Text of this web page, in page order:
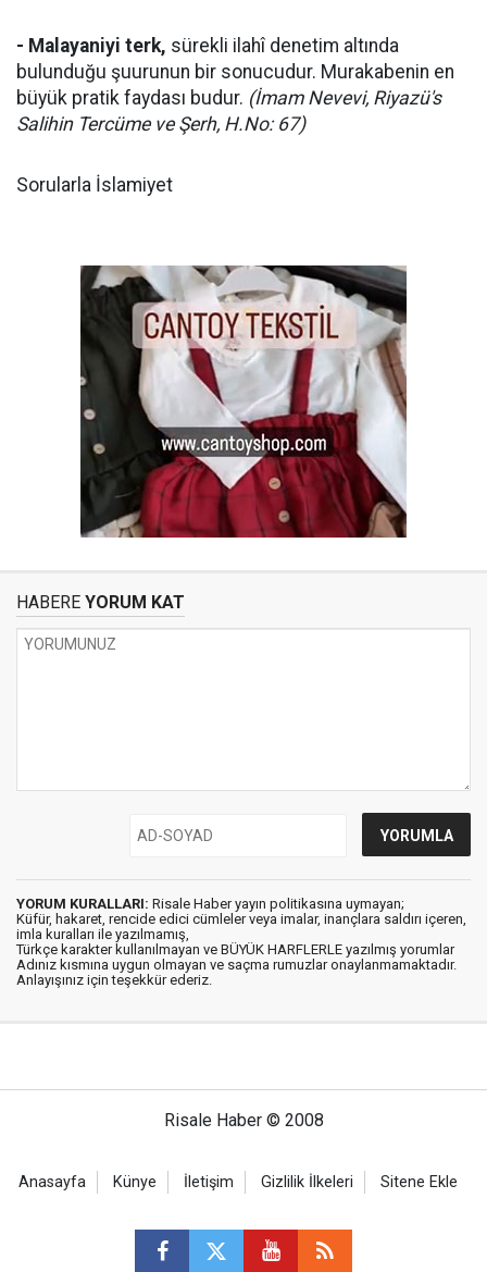
- Malayaniyi terk, sürekli ilahî denetim altında
bulunduğu şuurunun bir sonucudur. Murakabenin en
büyük pratik faydası budur. (İmam Nevevi, Riyazü's
Salihin Tercüme ve Şerh, H.No: 67)
Sorularla İslamiyet
HABERE YORUM KAT
YORUM KURALLARI: Risale Haber yayın politikasına uymayan;
Küfür, hakaret, rencide edici cümleler veya imalar, inançlara saldırı içeren,
imla kuralları ile yazılmamış,
Türkçe karakter kullanılmayan ve BÜYÜK HARFLERLE yazılmış yorumlar
Adınız kısmına uygun olmayan ve saçma rumuzlar onaylanmamaktadır.
Anlayışınız için teşekkür ederiz.
Risale Haber © 2008
Anasayfa Künye İletişim Gizlilik İlkeleri Sitene Ekle